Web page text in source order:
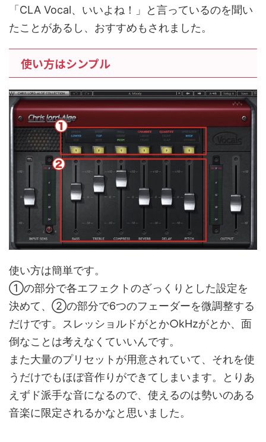
「CLA Vocal、いいよね！」と言っているのを聞い
たことがあるし、おすすめもされました。
使い方はシンプル
使い方は簡単です。
①の部分で各エフェクトのざっくりとした設定を
決めて、②の部分で6つのフェーダーを微調整する
だけです。スレッショルドがとか○kHzがとか、面
倒なことは考えなくていいんです。
また大量のプリセットが用意されていて、それを使
うだけでもほぼ音作りができてしまいます。とりあ
えずド派手な音になるので、使えるのは勢いのある
音楽に限定されるかなと思いました。